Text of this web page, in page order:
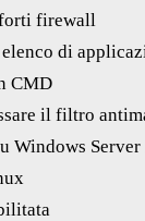
firewall
di
CMD
il filtro
Windows Server